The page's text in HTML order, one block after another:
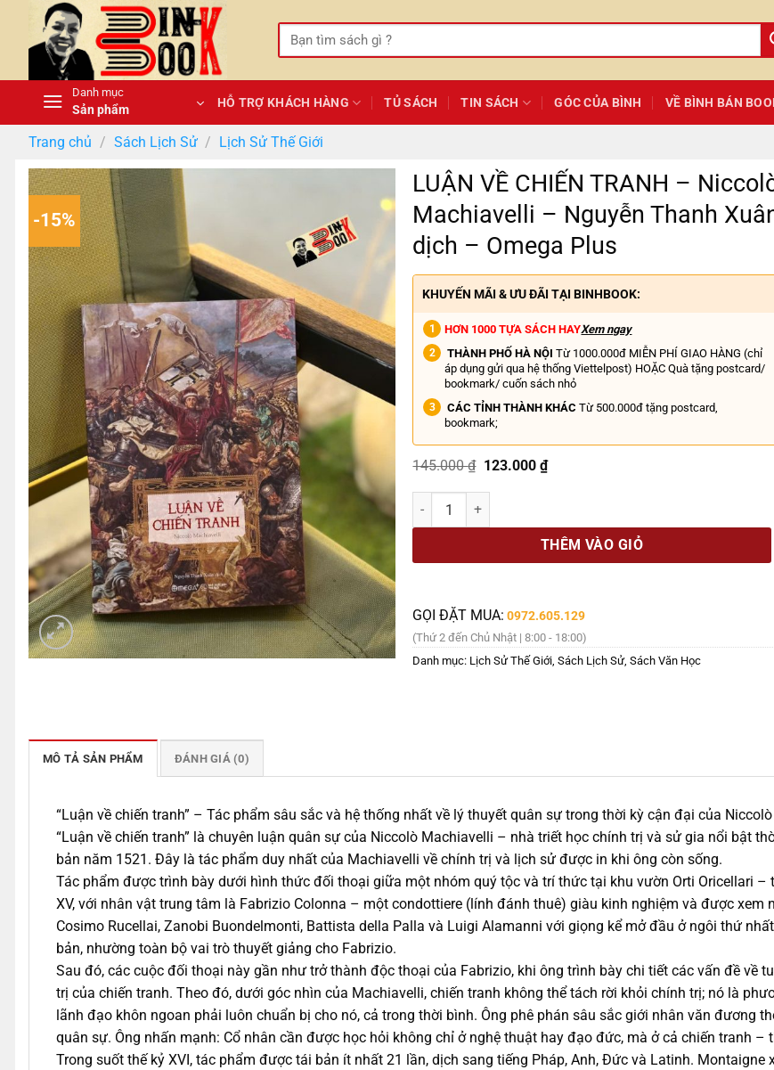
dung
Tìm
kiếm:
Danh mục
Sản phẩm HỖ TRỢ KHÁCH HÀNG TỦ SÁCH TIN SÁCH GÓC CỦA BÌNH VỀ BÌNH BÁN
Trang chủ / Sách Lịch Sử / Lịch Sử Thế Giới
-15%
LUẬN VỀ CHIẾN TRANH –
Machiavelli – Nguyễn Thanh
dịch – Omega Plus
KHUYẾN MÃI & ƯU ĐÃI TẠI BINHBOOK:
HƠN 1000 TỰA SÁCH HAYXem ngay
THÀNH PHỐ HÀ NỘI Từ 1000.000đ MIỄN PHÍ GIAO HÀNG (chỉ
áp dụng gửi qua hệ thống Viettelpost) HOẶC Quà tặng postcard/
bookmark/ cuốn sách nhỏ
CÁC TỈNH THÀNH KHÁC Từ 500.000đ tặng postcard,
bookmark;
145.000₫ Giá
là:
123.000₫Giá
LUẬN VỀ CHIẾN TRANH - Niccolò Machiavelli - Nguyễn Thanh
THÊM VÀO GIỎ
GỌI ĐẶT MUA: 0972.605.129
(Thứ 2 đến Chủ Nhật | 8:00 - 18:00)
Danh mục: Lịch Sử Thế Giới,Sách Lịch Sử,Sách Văn Học
MÔ TẢ SẢN PHẨM ĐÁNH GIÁ (0)
“Luận về chiến tranh” – Tác phẩm sâu sắc và hệ thống nhất về lý thuyết quân sự trong thời kỳ cận đại của
“Luận về chiến tranh” là chuyên luận quân sự của Niccolò Machiavelli – nhà triết học chính trị và sử gia nổi bật
bản năm 1521. Đây là tác phẩm duy nhất của Machiavelli về chính trị và lịch sử được in khi ông còn sống.
Tác phẩm được trình bày dưới hình thức đối thoại giữa một nhóm quý tộc và trí thức tại khu vườn Orti Oricellari
XV, với nhân vật trung tâm là Fabrizio Colonna – một condottiere (lính đánh thuê) giàu kinh nghiệm và được
Cosimo Rucellai, Zanobi Buondelmonti, Battista della Palla và Luigi Alamanni với giọng kể mở đầu ở ngôi thứ
bản, nhường toàn bộ vai trò thuyết giảng cho Fabrizio.
Sau đó, các cuộc đối thoại này gần như trở thành độc thoại của Fabrizio, khi ông trình bày chi tiết các vấn đề về
trị của chiến tranh. Theo đó, dưới góc nhìn của Machiavelli, chiến tranh không thể tách rời khỏi chính trị; nó là
lãnh đạo khôn ngoan phải luôn chuẩn bị cho nó, cả trong thời bình. Ông phê phán sâu sắc giới nhân văn đương
quân sự. Ông nhấn mạnh: Cổ nhân cần được học hỏi không chỉ ở nghệ thuật hay đạo đức, mà ở cả chiến tranh –
Trong suốt thế kỷ XVI, tác phẩm được tái bản ít nhất 21 lần, dịch sang tiếng Pháp, Anh, Đức và Latinh. Montaigne